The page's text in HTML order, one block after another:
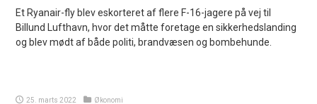
Et Ryanair-fly blev eskorteret af flere F-16-jagere på vej til
Billund Lufthavn, hvor det måtte foretage en sikkerhedslanding
og blev mødt af både politi, brandvæsen og bombehunde.
25. marts 2022 Økonomi